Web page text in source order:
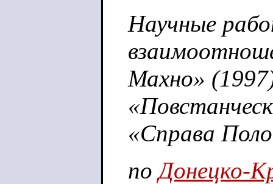
Научные
Махно»
«Справа
поДонецко-